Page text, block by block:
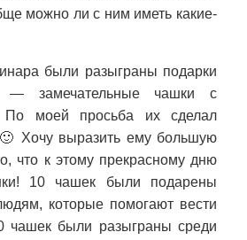
можно ли с ним иметь какие-
были разыграны подарки
— замечательные чашки с
По моей просьба их сделал
Хочу выразить ему большую
что к этому прекрасному дню
10 чашек были подарены
которые помогают вести
чашек были разыграны среди